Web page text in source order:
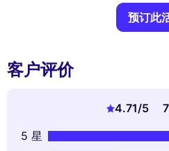
预订此
客户评价
4.71/5
5 星